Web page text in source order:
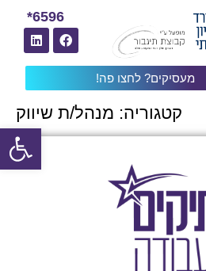
מעסיקים? לחצו פה!
6596*
קטגוריה: מנהל/ת שיווק